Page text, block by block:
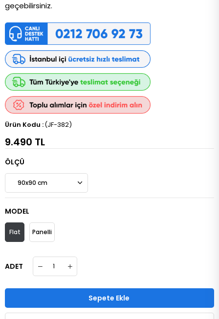
geçebilirsiniz.
(JF-382)
9.490 TL
ÖLÇÜ
MODEL
Flat Panelli
ADET